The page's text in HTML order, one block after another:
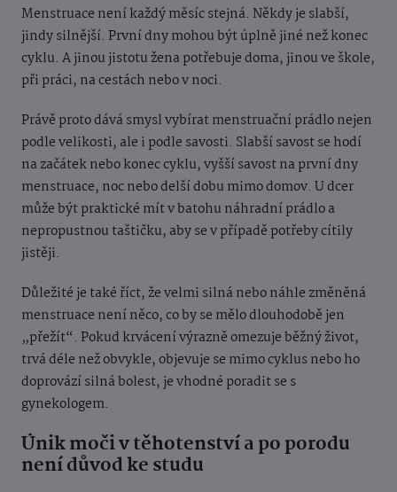
Menstruace není každý měsíc stejná. Někdy je slabší,
jindy silnější. První dny mohou být úplně jiné než konec
cyklu. A jinou jistotu žena potřebuje doma, jinou ve škole,
při práci, na cestách nebo v noci.
Právě proto dává smysl vybírat menstruační prádlo nejen
podle velikosti, ale i podle savosti. Slabší savost se hodí
na začátek nebo konec cyklu, vyšší savost na první dny
menstruace, noc nebo delší dobu mimo domov. U dcer
může být praktické mít v batohu náhradní prádlo a
nepropustnou taštičku, aby se v případě potřeby cítily
jistěji.
Důležité je také říct, že velmi silná nebo náhle změněná
menstruace není něco, co by se mělo dlouhodobě jen
„přežít“. Pokud krvácení výrazně omezuje běžný život,
trvá déle než obvykle, objevuje se mimo cyklus nebo ho
doprovází silná bolest, je vhodné poradit se s
gynekologem.
Únik moči v těhotenství a po porodu
není důvod ke studu